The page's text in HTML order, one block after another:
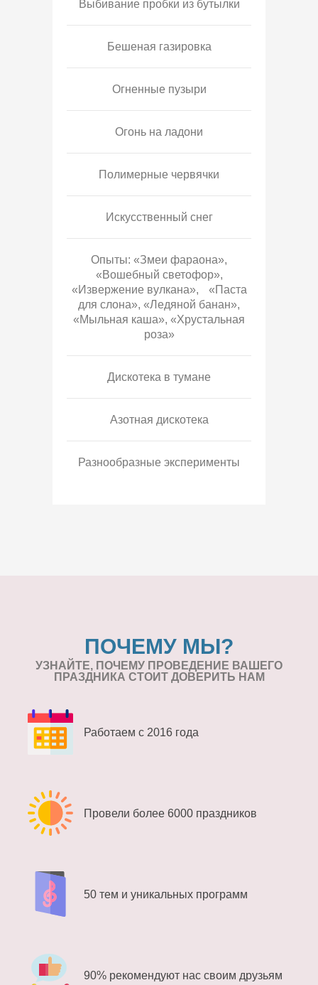
Выбивание пробки из бутылки
Бешеная газировка
Огненные пузыри
Огонь на ладони
Полимерные червячки
Искусственный снег
Опыты: «Змеи фараона»,
«Вошебный светофор»,
«Извержение вулкана», «Паста
для слона», «Ледяной банан»,
«Мыльная каша», «Хрустальная
роза»
Дискотека в тумане
Азотная дискотека
Разнообразные эксперименты
ПОЧЕМУ МЫ?
УЗНАЙТЕ, ПОЧЕМУ ПРОВЕДЕНИЕ ВАШЕГО
ПРАЗДНИКА СТОИТ ДОВЕРИТЬ НАМ
Работаем с 2016 года
Провели более 6000 праздников
50 тем и уникальных программ
90% рекомендуют нас своим друзьям